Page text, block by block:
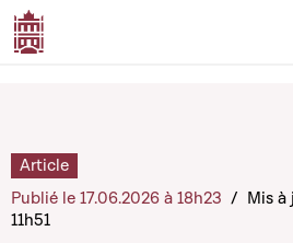
Article
Publié le 17.06.2026 à 18h23 / Mis à
11h51